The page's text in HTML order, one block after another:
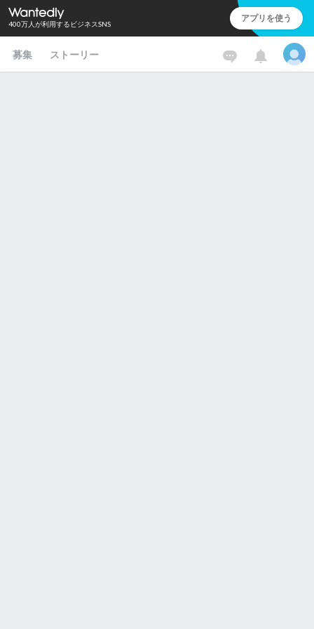
400万人が利用するビジネスSNS アプリを使う
募集 ストーリー